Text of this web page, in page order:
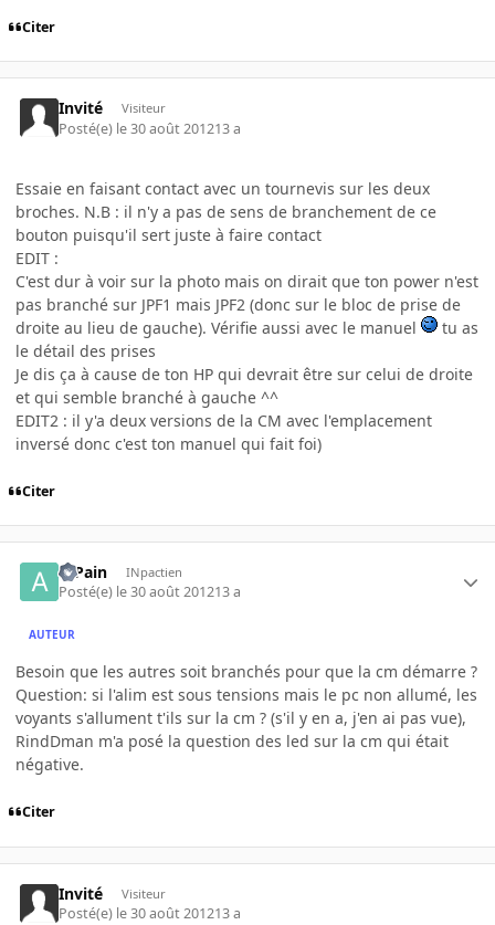
Citer
Invité Visiteur
Posté(e) le 30 août 201213 a
Essaie en faisant contact avec un tournevis sur les deux
broches. N.B : il n'y a pas de sens de branchement de ce
bouton puisqu'il sert juste à faire contact
EDIT :
C'est dur à voir sur la photo mais on dirait que ton power n'est
pas branché sur JPF1 mais JPF2 (donc sur le bloc de prise de
droite au lieu de gauche). Vérifie aussi avec le manuel
tu as
le détail des prises
Je dis ça à cause de ton HP qui devrait être sur celui de droite
et qui semble branché à gauche ^^
EDIT2 : il y'a deux versions de la CM avec l'emplacement
inversé donc c'est ton manuel qui fait foi)
Citer
atPain INpactien
Posté(e) le 30 août 201213 a
AUTEUR
Besoin que les autres soit branchés pour que la cm démarre ?
Question: si l'alim est sous tensions mais le pc non allumé, les
voyants s'allument t'ils sur la cm ? (s'il y en a, j'en ai pas vue),
RindDman m'a posé la question des led sur la cm qui était
négative.
Citer
Invité Visiteur
Posté(e) le 30 août 201213 a